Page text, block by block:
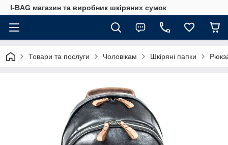
I-BAG магазин та виробник шкіряних сумок
Товари та послуги Чоловікам Шкіряні папки